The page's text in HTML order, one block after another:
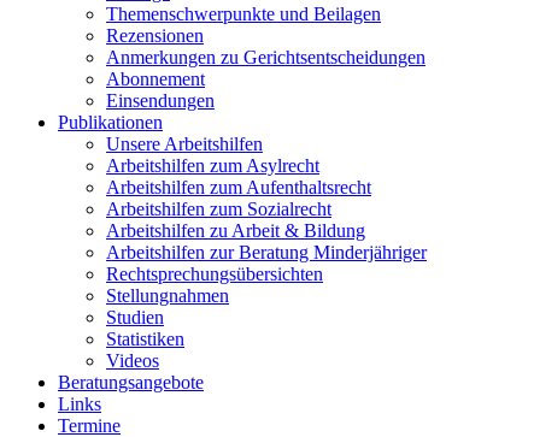
Themenschwerpunkte und Beilagen
Rezensionen
Anmerkungen zu Gerichtsentscheidungen
Abonnement
Einsendungen
Publikationen
Unsere Arbeitshilfen
Arbeitshilfen zum Asylrecht
Arbeitshilfen zum Aufenthaltsrecht
Arbeitshilfen zum Sozialrecht
Arbeitshilfen zu Arbeit & Bildung
Arbeitshilfen zur Beratung Minderjähriger
Rechtsprechungsübersichten
Stellungnahmen
Studien
Statistiken
Videos
Beratungsangebote
Links
Termine